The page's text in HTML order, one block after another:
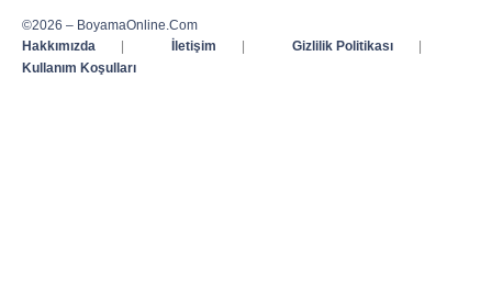
©2026 – BoyamaOnline.Com
Hakkımızda
| İletişim | Gizlilik Politikası
|
Kullanım Koşulları